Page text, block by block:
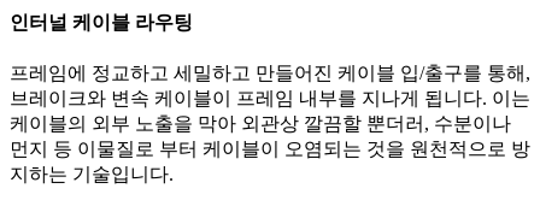
인터널 케이블 라우팅
프레임에 정교하고 세밀하고 만들어진 케이블 입/출구를 통해,
브레이크와 변속 케이블이 프레임 내부를 지나게 됩니다. 이는
케이블의 외부 노출을 막아 외관상 깔끔할 뿐더러, 수분이나
먼지 등 이물질로 부터 케이블이 오염되는 것을 원천적으로 방
지하는 기술입니다.